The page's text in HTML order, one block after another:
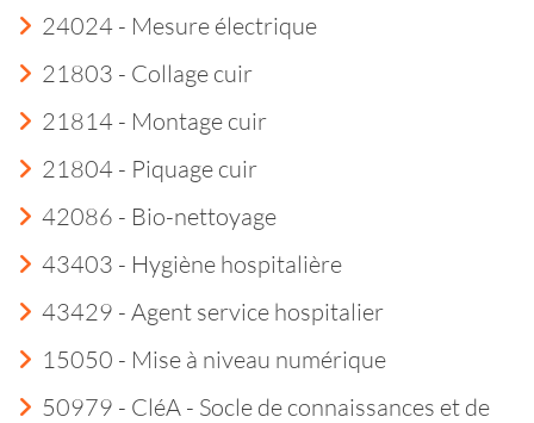
24024 - Mesure électrique
21803 - Collage cuir
21814 - Montage cuir
21804 - Piquage cuir
42086 - Bio-nettoyage
43403 - Hygiène hospitalière
43429 - Agent service hospitalier
15050 - Mise à niveau numérique
50979 - CléA - Socle de connaissances et de